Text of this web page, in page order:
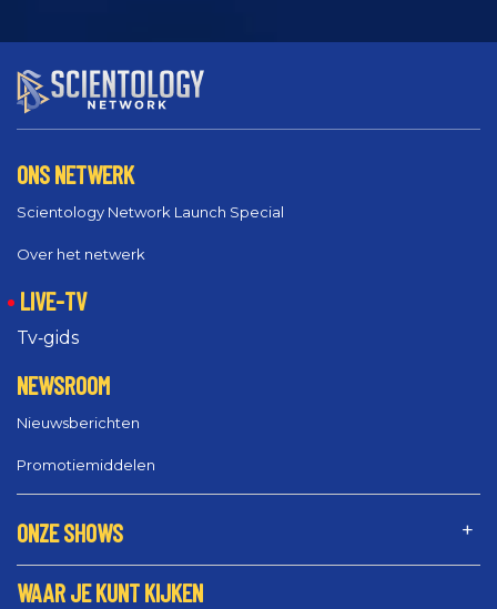
ONS NETWERK
Scientology Network Launch Special
Over het netwerk
LIVE-TV
Tv‑gids
NEWSROOM
Nieuwsberichten
Promotiemiddelen
ONZE SHOWS
WAAR JE KUNT KIJKEN